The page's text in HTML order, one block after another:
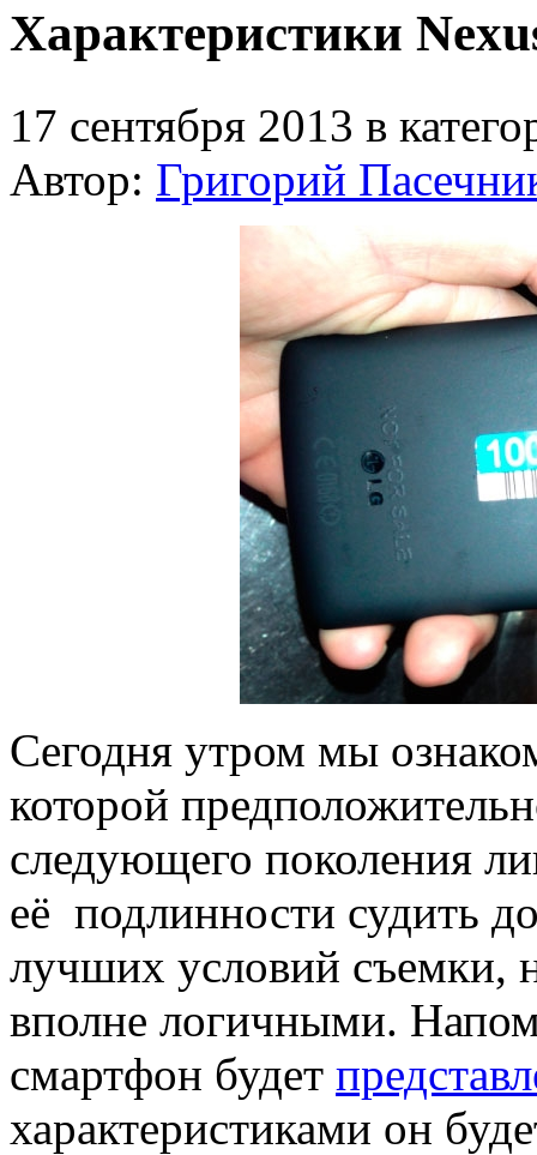
Характеристики
17 сентября 2013 в
Автор: Григорий
Сегодня утром мы
которой
следующего поколения
её подлинности судить
лучших условий съемки,
вполне логичными.
смартфон будет
характеристиками он